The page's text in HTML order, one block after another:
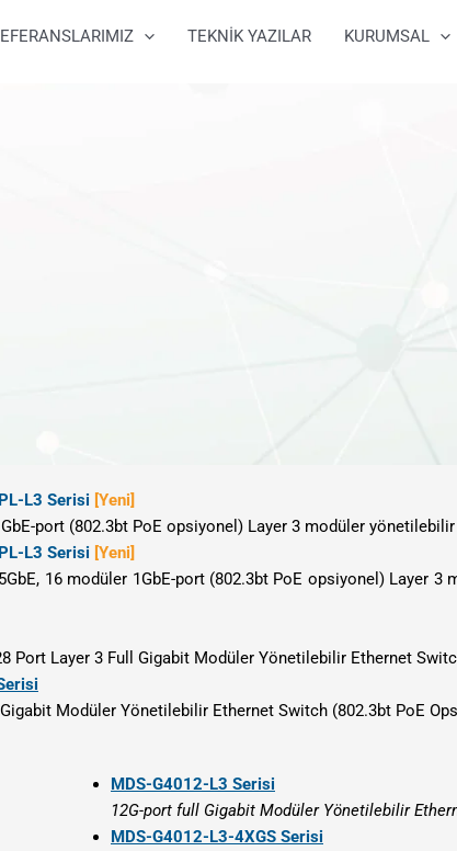
TEKNİK YAZILAR KURUMSAL
L3 Serisi [Yeni]
GbE-port (802.3bt PoE opsiyonel) Layer 3 modüler
L3 Serisi [Yeni]
16 modüler 1GbE-port (802.3bt PoE opsiyonel) Layer
Port Layer 3 Full Gigabit Modüler Yönetilebilir Ethernet
Modüler Yönetilebilir Ethernet Switch (802.3bt PoE
MDS-G4012-L3 Serisi
12G-port full Gigabit Modüler Yönetilebilir
MDS-G4012-L3-4XGS Serisi